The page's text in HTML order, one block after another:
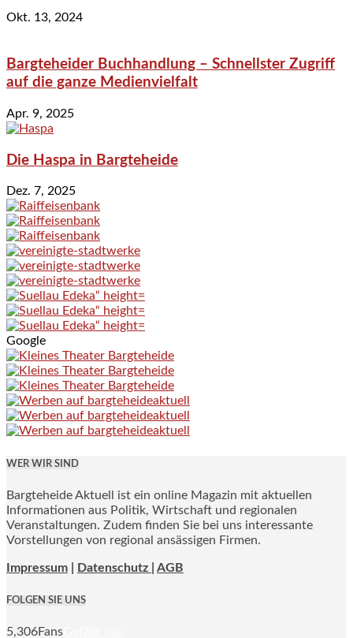
Okt. 13, 2024
Bargteheider Buchhandlung – Schnellster Zugriff
auf die ganze Medienvielfalt
Apr. 9, 2025
Die Haspa in Bargteheide
Dez. 7, 2025
Google
WER WIR SIND
Bargteheide Aktuell ist ein online Magazin mit aktuellen
Informationen aus Politik, Wirtschaft und regionalen
Veranstaltungen. Zudem finden Sie bei uns interessante
Vorstellungen von regional ansässigen Firmen.
Impressum Datenschutz | AGB
FOLGEN SIE UNS
5,306Fans